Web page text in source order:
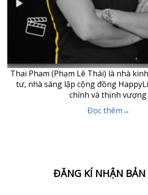
Thai Pham (Phạm Lê Thái) là nhà
tư, nhà sáng lập cộng đồng
chính và thịnh vượng
Đọc thêm→
ĐĂNG KÍ NHẬN